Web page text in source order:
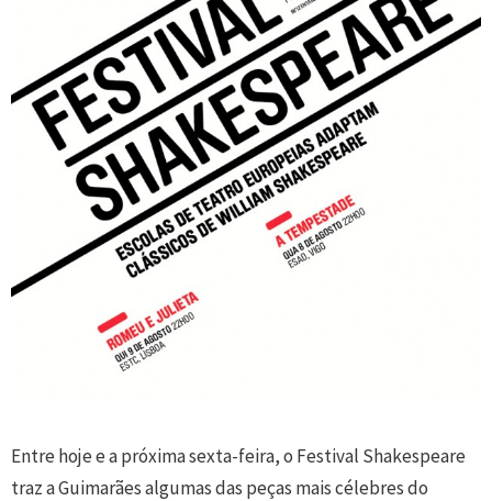
Entre hoje e a próxima sexta-feira, o Festival Shakespeare
traz a Guimarães algumas das peças mais célebres do